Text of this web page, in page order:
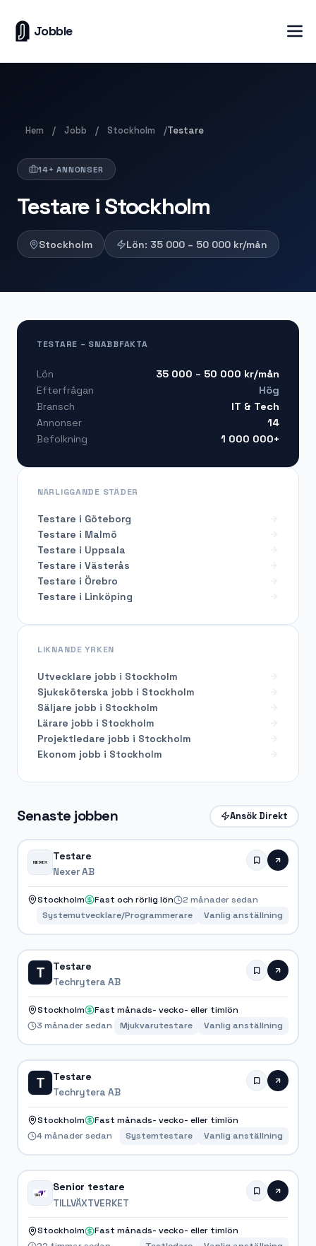
Jobble
Hem / Jobb / Stockholm /Testare
14+ ANNONSER
Testare i Stockholm
Stockholm Lön: 35 000 – 50 000 kr/mån
Senaste jobben Ansök Direkt
Testare
Nexer AB
Stockholm Fast och rörlig lön
2 månader sedan
Systemutvecklare/Programmerare
Vanlig anställning
T Testare
Techrytera AB
Stockholm
Fast månads- vecko- eller timlön
3 månader sedan
Mjukvarutestare Vanlig anställning
T Testare
Techrytera AB
Stockholm
Fast månads- vecko- eller timlön
4 månader sedan
Systemtestare Vanlig anställning
Senior testare
TILLVÄXTVERKET
Stockholm
Fast månads- vecko- eller timlön
TESTARE – SNABBFAKTA
Lön 35 000 – 50 000 kr/mån
Efterfrågan
Hög
Bransch
IT & Tech
Annonser
14
Befolkning
1 000 000+
NÄRLIGGANDE STÄDER
Testare i Göteborg
Testare i Malmö
Testare i Uppsala
Testare i Västerås
Testare i Örebro
Testare i Linköping
LIKNANDE YRKEN
Utvecklare jobb i Stockholm
Sjuksköterska jobb i Stockholm
Säljare jobb i Stockholm
Lärare jobb i Stockholm
Projektledare jobb i Stockholm
Ekonom jobb i Stockholm